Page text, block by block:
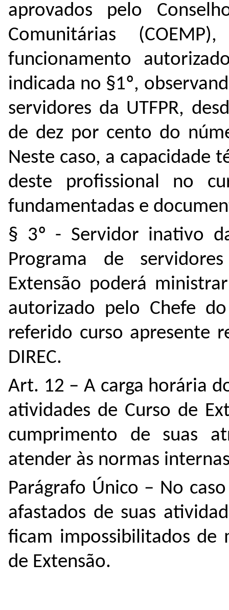
aprovados pelo
Comunitárias
funcionamento
indicada no §1º,
servidores da UTFPR,
de dez por cento do
Neste caso, a capacidade
deste profissional no
fundamentadas e
§ 3º - Servidor inativo
Programa de
Extensão poderá
autorizado pelo Chefe
referido curso apresente
DIREC.
Art. 12 – A carga horária
atividades de Curso de
cumprimento de suas
atender às normas
Parágrafo Único – No
afastados de suas
ficam impossibilitados de
de Extensão.